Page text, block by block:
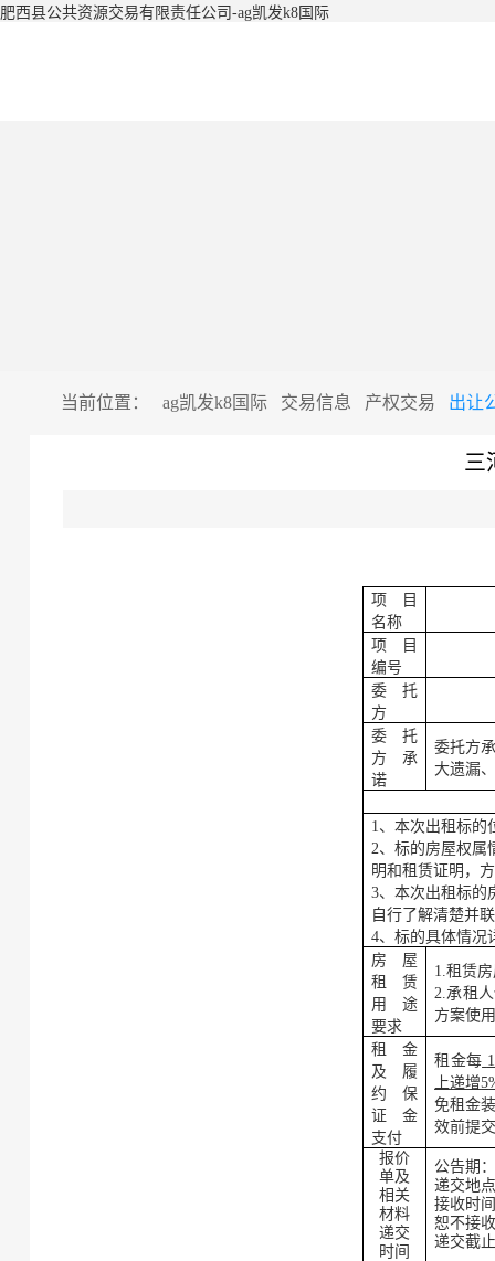
肥西县公共资源交易有限责任公司-ag凯发k8国际
当前位置： ag凯发k8国际 交易信息 产权交易 出让
三
项目
名称
项目
编号
委托
方
委托
方承
诺
委托方
大遗漏
1、本次出租标的
2、标的房屋权属
明和租赁证明，
3、本次出租标的
自行了解清楚并
4、标的具体情况
房屋
租赁
用途
要求
1.租赁
2.承租
方案使
租金
及履
约保
证金
支付
租金每
上递增5
免租金
效前提
报价
单及
相关
材料
递交
时间
公告期
递交地
接收时
恕不接
递交截